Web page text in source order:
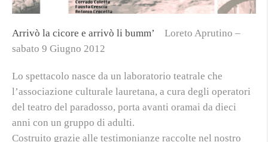
Arrivò la cicore e arrivò li bumm’ Loreto Aprutino –
sabato 9 Giugno 2012
Lo spettacolo nasce da un laboratorio teatrale che
l’associazione culturale lauretana, a cura degli operatori
del teatro del paradosso, porta avanti oramai da dieci
anni con un gruppo di adulti.
Costruito grazie alle testimonianze raccolte nel nostro